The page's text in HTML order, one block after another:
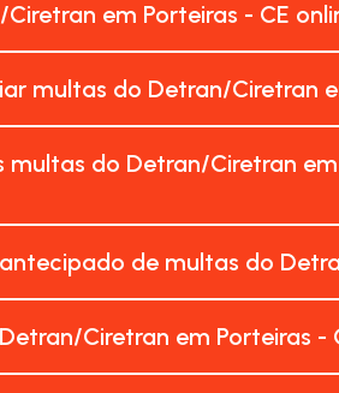
em Porteiras - CE
multas do Detran/Ciretran
do Detran/Ciretran
de multas do
Ciretran em Porteiras -